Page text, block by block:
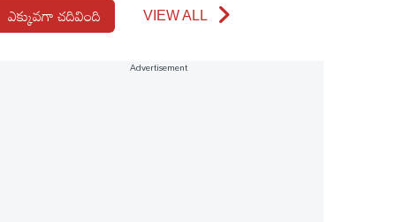
ఎక్కువగా చదివింది VIEW ALL
Advertisement